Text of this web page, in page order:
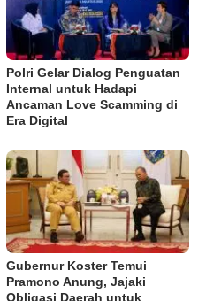
Polri Gelar Dialog Penguatan
Internal untuk Hadapi
Ancaman Love Scamming di
Era Digital
Gubernur Koster Temui
Pramono Anung, Jajaki
Obligasi Daerah untuk